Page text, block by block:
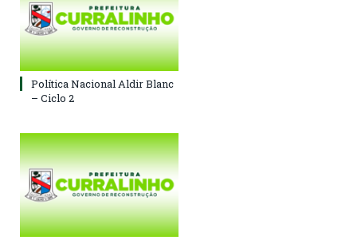
Política Nacional Aldir Blanc
– Ciclo 2